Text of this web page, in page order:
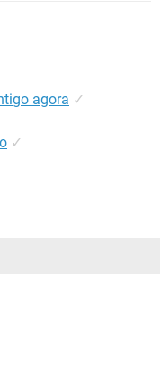
agora ✓
✓